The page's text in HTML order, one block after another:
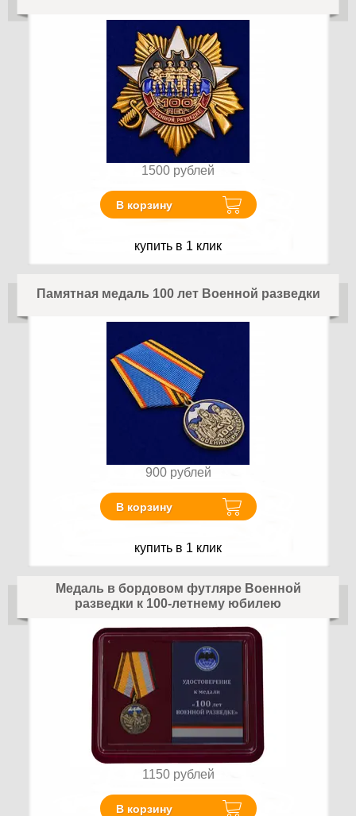
1500 рублей
В корзину
купить в 1 клик
Памятная медаль 100 лет Военной разведки
900 рублей
В корзину
купить в 1 клик
Медаль в бордовом футляре Военной
разведки к 100-летнему юбилею
1150 рублей
В корзину